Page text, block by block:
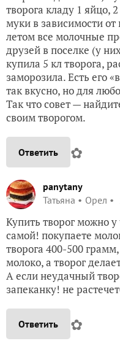
творога кладу 1 яйцо,
муки в зависимости
летом все молочные
друзей в поселке (у
купила 5 кл творога,
заморозила. Есть его
так вкусно, но для
Так что совет —
своим творогом.
Ответить ✿
panytany
Татьяна
Орел
Купить творог можно
самой! покупаете
творога 400-500
молоко, а творог
А если неудачный
запеканку! не
Ответить ✿